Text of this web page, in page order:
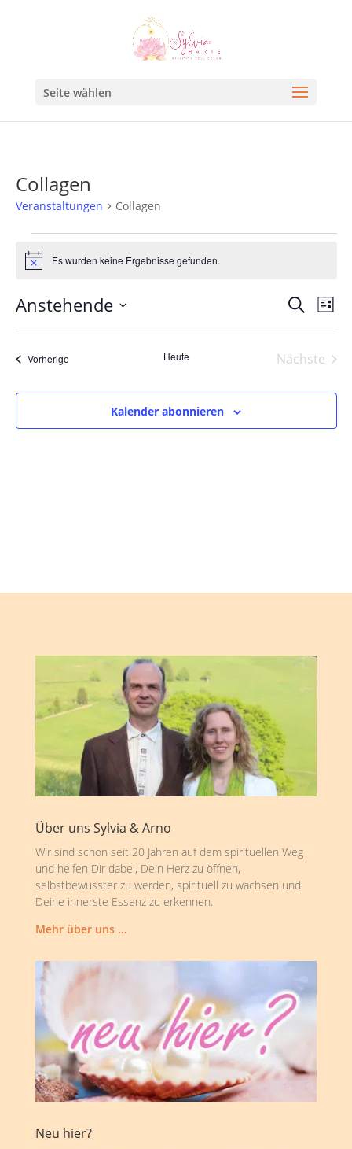
Seite wählen
Collagen
Veranstaltungen Collagen
HinweisEs wurden keine Ergebnisse gefunden.
Suche
und
SucheListe
Anstehende
Datum
wählen.
VorherigeVeranstaltungen Heute
Nächste
Kalender abonnieren
Über uns Sylvia & Arno
Wir sind schon seit 20 Jahren auf dem spirituellen Weg
und helfen Dir dabei, Dein Herz zu öffnen,
selbstbewusster zu werden, spirituell zu wachsen und
Deine innerste Essenz zu erkennen.
Mehr über uns …
Neu hier?